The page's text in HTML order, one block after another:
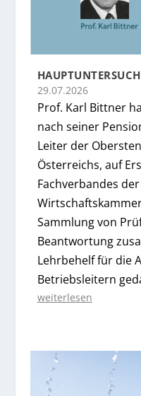
29.07.2026
Prof. Karl Bittner
nach seiner
Leiter der
Österreichs, auf
Fachverbandes
Sammlung von
Beantwortung
Lehrbehelf für die
Betriebsleitern
weiterlesen